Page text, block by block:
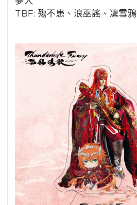
TBF: 殤不患、浪巫謠、凜雪鴉